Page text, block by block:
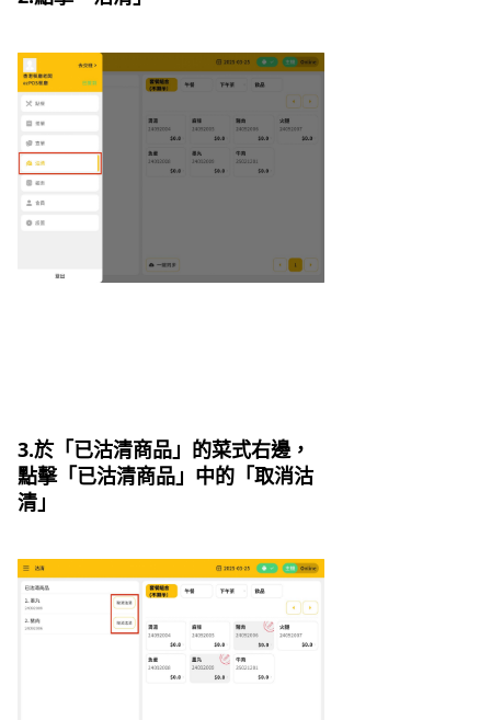
3.於「已沽清商品」的菜式右邊，
點擊「已沽清商品」中的「取消沽
清」